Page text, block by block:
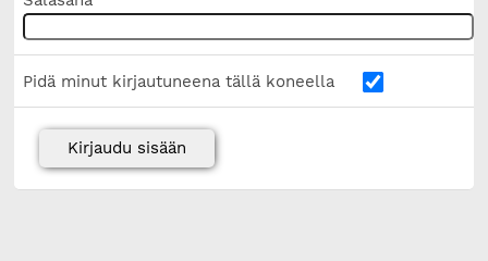
Pidä minut kirjautuneena tällä koneella